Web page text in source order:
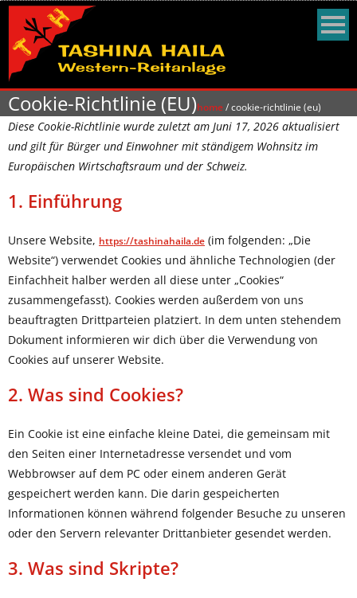
Cookie-Richtlinie (EU)home/cookie-richtlinie (eu)
Diese Cookie-Richtlinie wurde zuletzt am Juni 17, 2026 aktualisiert
und gilt für Bürger und Einwohner mit ständigem Wohnsitz im
Europäischen Wirtschaftsraum und der Schweiz.
1. Einführung
Unsere Website, https://tashinahaila.de (im folgenden: „Die
Website“) verwendet Cookies und ähnliche Technologien (der
Einfachheit halber werden all diese unter „Cookies“
zusammengefasst). Cookies werden außerdem von uns
beauftragten Drittparteien platziert. In dem unten stehendem
Dokument informieren wir dich über die Verwendung von
Cookies auf unserer Website.
2. Was sind Cookies?
Ein Cookie ist eine einfache kleine Datei, die gemeinsam mit
den Seiten einer Internetadresse versendet und vom
Webbrowser auf dem PC oder einem anderen Gerät
gespeichert werden kann. Die darin gespeicherten
Informationen können während folgender Besuche zu unseren
oder den Servern relevanter Drittanbieter gesendet werden.
3. Was sind Skripte?